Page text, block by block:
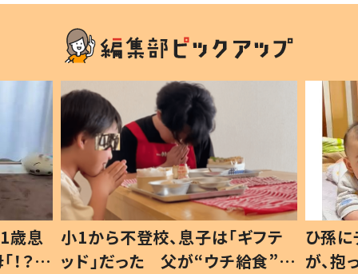
歳息
？」
小1から不登校、息子は「ギフテ
ッド」だった 父が“ウチ給食”を
ひ孫
が、